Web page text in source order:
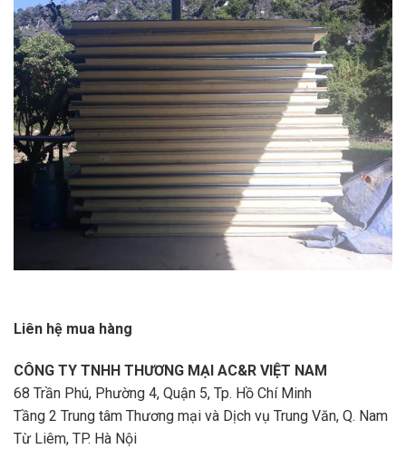
Liên hệ mua hàng
CÔNG TY TNHH THƯƠNG MẠI AC&R VIỆT NAM
68 Trần Phú, Phường 4, Quận 5, Tp. Hồ Chí Minh
Tầng 2 Trung tâm Thương mại và Dịch vụ Trung Văn, Q. Nam
Từ Liêm, TP. Hà Nội